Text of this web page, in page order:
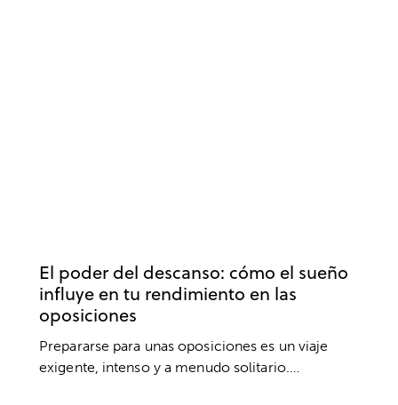
El poder del descanso: cómo el sueño
influye en tu rendimiento en las
oposiciones
Prepararse para unas oposiciones es un viaje
exigente, intenso y a menudo solitario.…